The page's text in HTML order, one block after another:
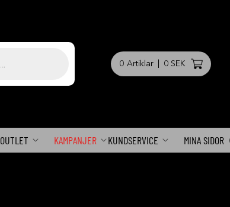
0 Artiklar 0 SEK
OUTLET KAMPANJER KUNDSERVICE MINA SIDOR